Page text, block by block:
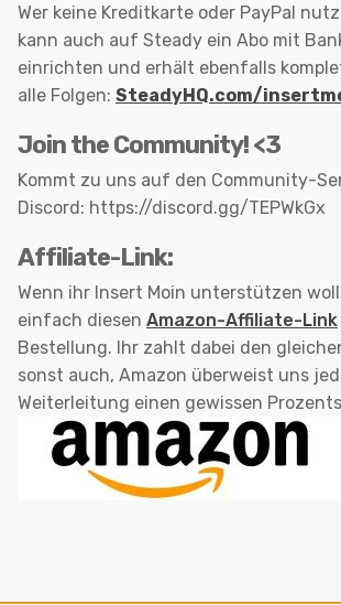
Wer keine Kreditkarte oder PayPal
kann auch auf Steady ein Abo mit
einrichten und erhält ebenfalls
alle Folgen: SteadyHQ.com/
Join the Community! <3
Kommt zu uns auf den Community-
Discord: https://discord.gg/TEPWkGx
Affiliate-Link:
Wenn ihr Insert Moin unterstützen
einfach diesen Amazon-Affiliate-Link
Bestellung. Ihr zahlt dabei den
sonst auch, Amazon überweist uns
Weiterleitung einen gewissen